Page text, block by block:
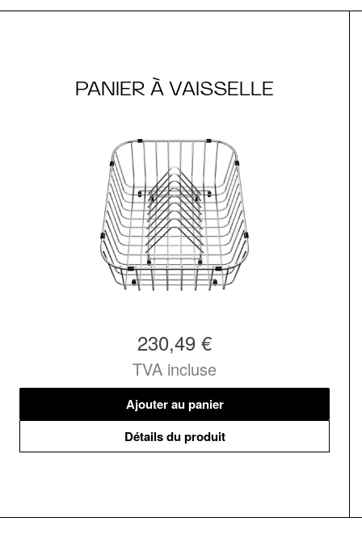
PANIER À VAISSELLE
230,49 €
TVA incluse
Ajouter au panier
Détails du produit